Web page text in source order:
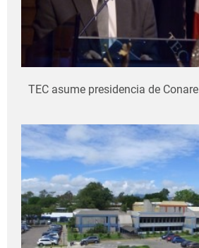
TEC asume presidencia de Conare